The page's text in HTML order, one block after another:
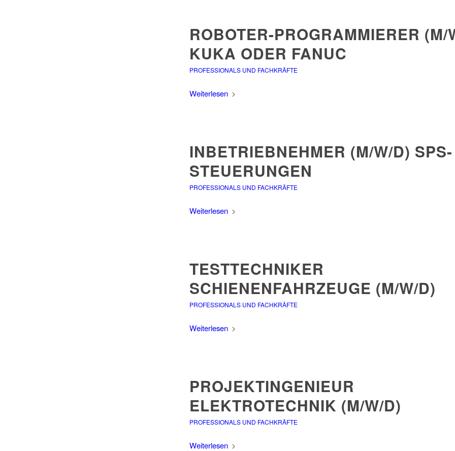
ROBOTER-PROGRAMMIERER (M/
KUKA ODER FANUC
PROFESSIONALS UND FACHKRÄFTE
Weiterlesen
INBETRIEBNEHMER (M/W/D) SPS-
STEUERUNGEN
PROFESSIONALS UND FACHKRÄFTE
Weiterlesen
TESTTECHNIKER
SCHIENENFAHRZEUGE (M/W/D)
PROFESSIONALS UND FACHKRÄFTE
Weiterlesen
PROJEKTINGENIEUR
ELEKTROTECHNIK (M/W/D)
PROFESSIONALS UND FACHKRÄFTE
Weiterlesen